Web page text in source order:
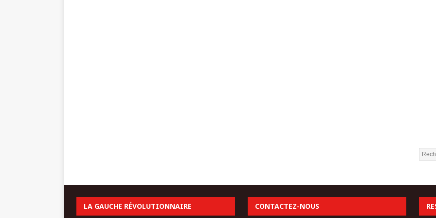
LA GAUCHE RÉVOLUTIONNAIRE CONTACTEZ-NOUS